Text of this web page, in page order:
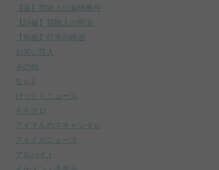
【薬】芸能人の薬物事件
【訃報】芸能人の死去
【邦画】日本の映画
お笑い芸人
その他
なんJ
びっくりニュース
ももクロ
アイドルのスキャンダル
アイドルニュース
アルバイト